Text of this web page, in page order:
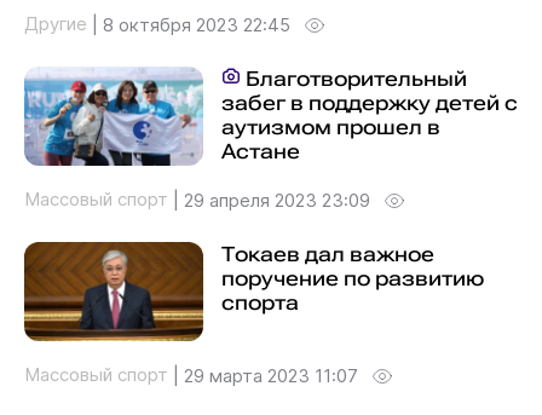
Другие 8 октября 2023 22:45
забег в поддержку детей с
аутизмом прошел в
Астане
Массовый спорт 29 апреля 2023 23:09
Токаев дал важное
поручение по развитию
спорта
Массовый спорт 29 марта 2023 11:07